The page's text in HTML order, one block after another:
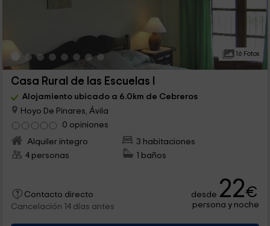
16 Fotos
Casa Rural de las Escuelas I
Alojamiento ubicado a 6.0km de Cebreros
Hoyo De Pinares, Ávila
0 opiniones
Alquiler íntegro
3 habitaciones
4 personas
1 baños
Contacto directo
Cancelación 14 días antes
desde 22€
persona y noche